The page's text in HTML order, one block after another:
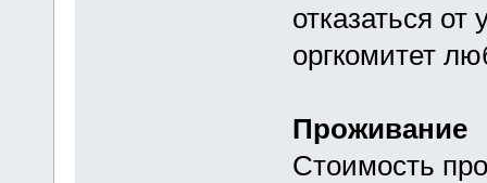
отказаться
оргкомитет
Проживание
Стоимость